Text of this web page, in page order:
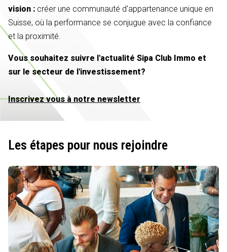
vision : créer une communauté d'appartenance unique en
Suisse, où la performance se conjugue avec la confiance
et la proximité.
Vous souhaitez suivre l'actualité Sipa Club Immo et
sur le secteur de l'investissement?
Inscrivez vous à notre newsletter
Les étapes pour nous rejoindre